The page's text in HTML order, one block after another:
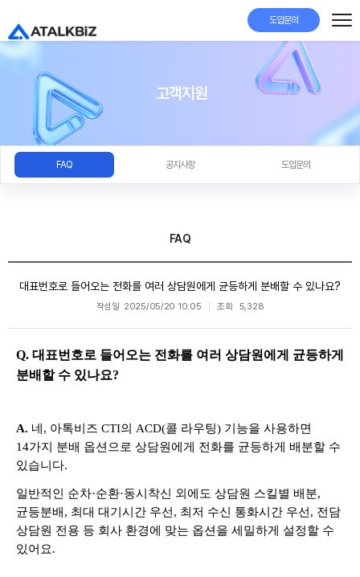
도입문의
고객지원
FAQ 공지사항 도입문의
FAQ
대표번호로 들어오는 전화를 여러 상담원에게 균등하게 분배할 수 있나요?
작성일 2025/05/20 10:05 조회 5,328
Q. 대표번호로 들어오는 전화를 여러 상담원에게 균등하게
분배할 수 있나요?
A. 네, 아톡비즈 CTI의 ACD(콜 라우팅) 기능을 사용하면
14가지 분배 옵션으로 상담원에게 전화를 균등하게 배분할 수
있습니다.
일반적인 순차·순환·동시착신 외에도 상담원 스킬별 배분,
균등분배, 최대 대기시간 우선, 최저 수신 통화시간 우선, 전담
상담원 전용 등 회사 환경에 맞는 옵션을 세밀하게 설정할 수
있어요.